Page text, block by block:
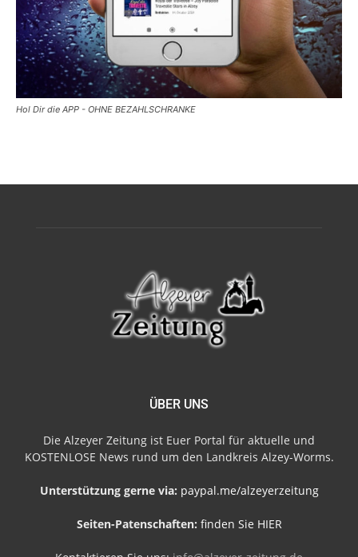
Hol Dir die APP - OHNE BEZAHLSCHRANKE
ÜBER UNS
Die Alzeyer Zeitung ist Euer Portal für aktuelle und
KOSTENLOSE News rund um den Landkreis Alzey-Worms.
Unterstützung gerne via: paypal.me/alzeyerzeitung
Seiten-Patenschaften: finden Sie HIER